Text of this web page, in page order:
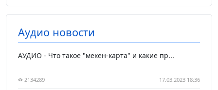
Аудио новости
АУДИО - Что такое "мекен-карта" и какие пр...
2134289 17.03.2023 18:36